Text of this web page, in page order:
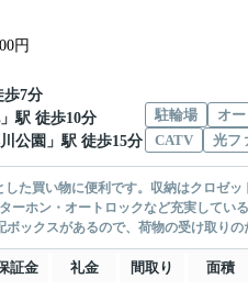
円
歩7分
」駅 徒歩10分
公園 」駅 徒歩15分
駐輪場 オ
CATV
光フ
た買い物に便利です。収納はクロゼッ
ホン・オートロックなど充実してい
ックスがあるので、荷物の受け取りの
証金 礼金 間取り 面積